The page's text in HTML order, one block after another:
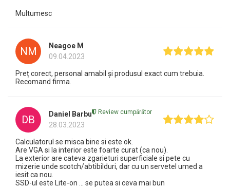
Multumesc
NM
Neagoe M
09.04.2023
Preț corect, personal amabil și produsul exact cum trebuia.
Recomand firma.
DB
Daniel Barbu
28.03.2023
Review cumpărător
Calculatorul se misca bine si este ok.
Are VGA si la interior este foarte curat (ca nou).
La exterior are cateva zgarieturi superficiale si pete cu
mizerie unde scotch/abtibilduri, dar cu un servetel umed a
iesit ca nou.
SSD-ul este Lite-on ... se putea si ceva mai bun